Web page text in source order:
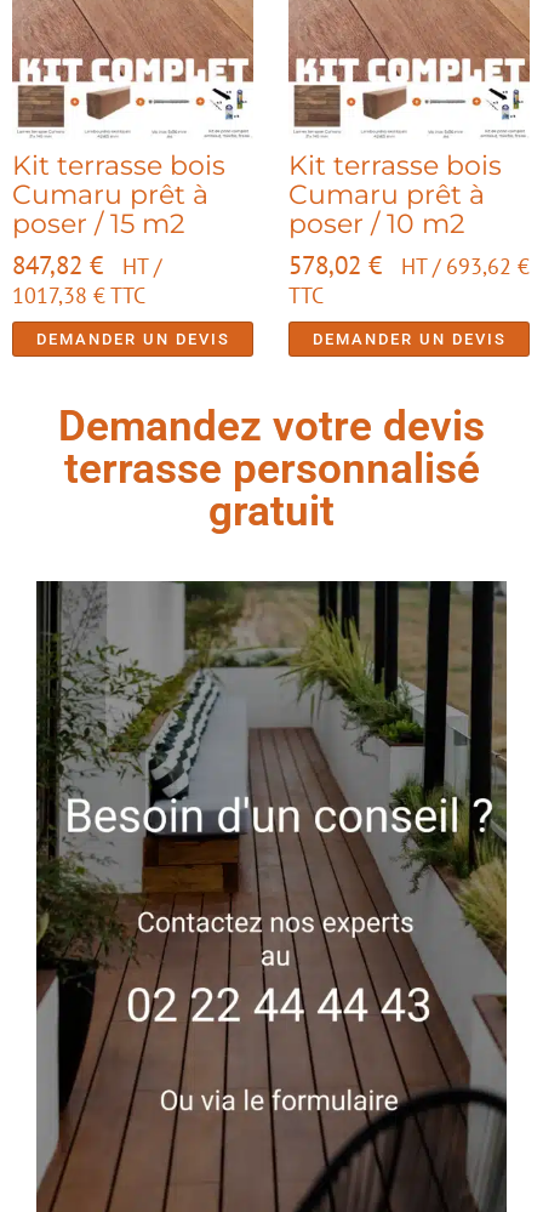
Kit terrasse bois
Cumaru prêt à
poser / 15 m2
847,82 €
HT /
1017,38 €TTC
DEMANDER UN DEVIS
Kit terrasse bois
Cumaru prêt à
poser / 10 m2
578,02 € HT / 693,62 €
TTC
DEMANDER UN DEVIS
Demandez votre devis
terrasse personnalisé
gratuit